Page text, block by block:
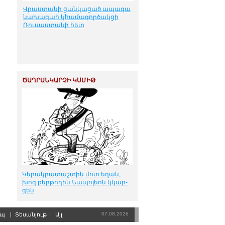
Վրաստանի ցանկացած ապագա
նախագահ կհամագործակցի
Ռուսաստանի հետ
ԾԱՂՐԱՆԿԱՐՉԻ ԿՍՄԻԹ
Կե­րակ­րա­տաշ­տին մոտ ե­ղան,
խոզ քեր­թո­ղին Նա­պո­լեոն կկար­
գեն
| Տեսանյութ | Այլ 07.08.2026